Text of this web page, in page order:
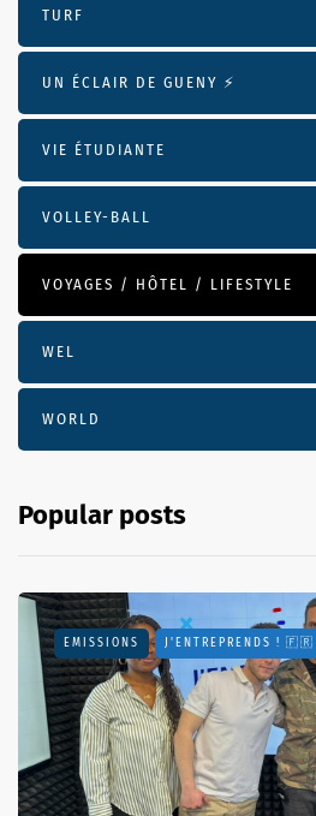
TURF
UN ÉCLAIR DE GUENY ⚡️
VIE ÉTUDIANTE
VOLLEY-BALL
VOYAGES / HÔTEL / LIFESTYLE
WEL
WORLD
Popular posts
EMISSIONS J'ENTREPRENDS ! 🇫🇷